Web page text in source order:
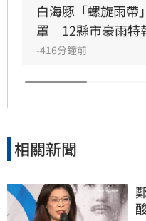
毫米。各地風力強
預計午後颱風逐漸
西南風將隨之增強，
顯，未來一週中南
請民眾務必做好防颱
以策安全。
白海豚「螺旋雨帶
罩　12縣市豪雨特
-416分鐘前
相關新聞